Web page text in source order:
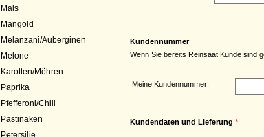
Mais
Mangold
Melanzani/Auberginen
Melone
Karotten/Möhren
Paprika
Pfefferoni/Chili
Pastinaken
Petersilie
Kundennummer
Wenn Sie bereits Reinsaat Kunde sind
Meine Kundennummer:
Kundendaten und Lieferung *